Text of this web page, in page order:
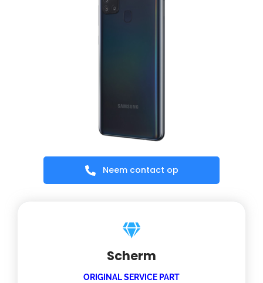
Neem contact op
Scherm
ORIGINAL SERVICE PART